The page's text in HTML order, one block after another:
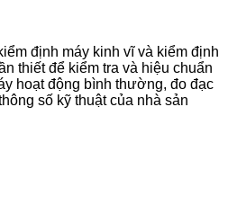
định máy kinh vĩ và kiểm định
thiết để kiểm tra và hiệu chuẩn
hoạt động bình thường, đo đạc
số kỹ thuật của nhà sản